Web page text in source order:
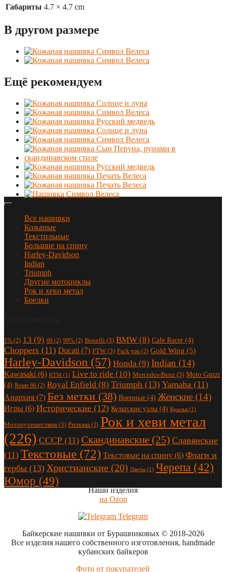
Габариты 4.7 × 4.7 cm
В другом размере
Ещё рекомендуем
Все нашивки
Кожаные
Текстильные
Большие на спину
Harley-Davidson
Indian
Triumph
Другие мотоциклы
Рок и хеви метал
Брелки
1% (2) 13 (9) 69 (2) 99% (2) Benelli (3) BMW (8) Cafe Racer (4)
Choppers (11) Ducati (7) FTW (3) Fuck you (2) Gold Wing (5)
Harley-Davidson (57) Honda (9) Indian (14)
Kawasaki (6) KTM (1) Live to ride (10) Mercedes-Benz (3) Moto Guzzi
(4) Route 66 (2) Royal Enfield (8) Triumph (13) Yamaha (11)
Анархия (7) Без метки (38) Военные (4) Женские (14)
Игры (6) Исторические (12) Кельтские узлы (4) Крылья (1)
Мотопутешествия (3) Регионы (2) Рок и хеви метал
(226) СССР (11) Скандинавские (25) Славянские
(11) Текстовые (72) Текстовые на спину (6) Флаги и
гербы (13) Христианские (20) Цветы (1) Черепа (42)
Юмор (49)
Наши изделия
на Ozon
Telegram
Байкерские нашивки от Бурашниковых© 2018-2026
Все изделия нашего собственного изготовления, handmade
кубанских байкеров
Фото от покупателей